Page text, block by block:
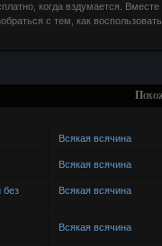
когда вздумается.
с тем, как
Всякая всячина
Всякая всячина
без
Всякая всячина
Всякая всячина